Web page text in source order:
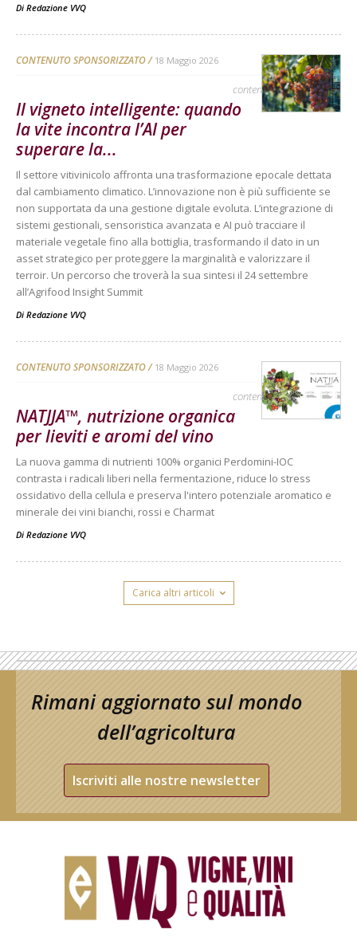
Di Redazione VVQ
CONTENUTO SPONSORIZZATO 18 Maggio 2026
contenuto sponsorizzato
Il vigneto intelligente: quando
la vite incontra l’AI per
superare la...
Il settore vitivinicolo affronta una trasformazione epocale dettata
dal cambiamento climatico. L’innovazione non è più sufficiente se
non supportata da una gestione digitale evoluta. L’integrazione di
sistemi gestionali, sensoristica avanzata e AI può tracciare il
materiale vegetale fino alla bottiglia, trasformando il dato in un
asset strategico per proteggere la marginalità e valorizzare il
terroir. Un percorso che troverà la sua sintesi il 24 settembre
all’Agrifood Insight Summit
Di Redazione VVQ
CONTENUTO SPONSORIZZATO 18 Maggio 2026
contenuto sponsorizzato
NATJJA™, nutrizione organica
per lieviti e aromi del vino
La nuova gamma di nutrienti 100% organici Perdomini-IOC
contrasta i radicali liberi nella fermentazione, riduce lo stress
ossidativo della cellula e preserva l'intero potenziale aromatico e
minerale dei vini bianchi, rossi e Charmat
Di Redazione VVQ
Carica altri articoli
Rimani aggiornato sul mondo
dell’agricoltura
Iscriviti alle nostre newsletter